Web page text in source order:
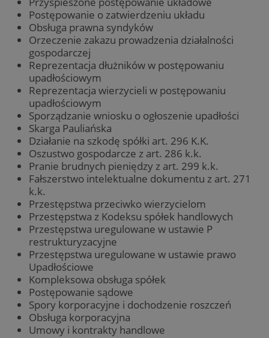
Postępowanie o zatwierdzeniu układu
Obsługa prawna syndyków
Orzeczenie zakazu prowadzenia działalności
gospodarczej
Reprezentacja dłużników w postępowaniu
upadłościowym
Reprezentacja wierzycieli w postępowaniu
upadłościowym
Sporządzanie wniosku o ogłoszenie upadłości
Skarga Pauliańska
Działanie na szkodę spółki art. 296 K.K.
Oszustwo gospodarcze z art. 286 k.k.
Pranie brudnych pieniędzy z art. 299 k.k.
Fałszerstwo intelektualne dokumentu z art. 271
k.k.
Przestępstwa przeciwko wierzycielom
Przestępstwa z Kodeksu spółek handlowych
Przestępstwa uregulowane w ustawie P
restrukturyzacyjne
Przestępstwa uregulowane w ustawie prawo
Upadłościowe
Kompleksowa obsługa spółek
Postępowanie sądowe
Spory korporacyjne i dochodzenie roszczeń
Obsługa korporacyjna
Umowy i kontrakty handlowe